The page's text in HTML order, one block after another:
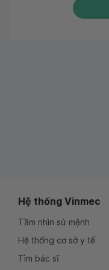
Hệ thống Vinmec
Tầm nhìn sứ mệnh
Hệ thống cơ sở y tế
Tìm bác sĩ